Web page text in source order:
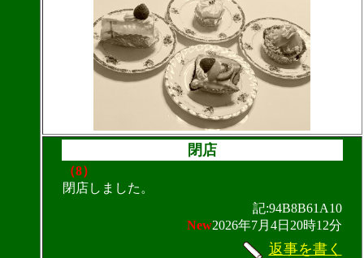
閉店
（8）
閉店しました。
記:94B8B61A10
New2026年7月4日20時12分
返事を書く